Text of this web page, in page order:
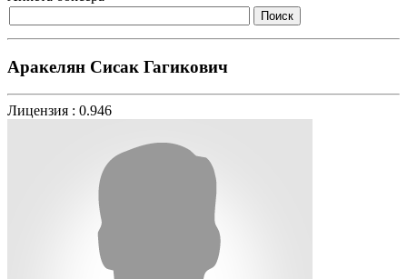
Аракелян Сисак Гагикович
Лицензия : 0.946